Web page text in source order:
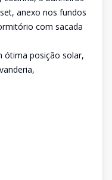
anexo nos fundos
com sacada
ótima posição solar,